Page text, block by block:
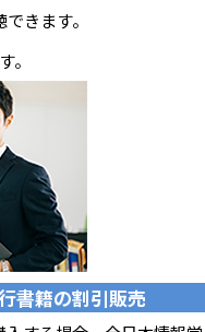
きます。
。
書籍の割引販売